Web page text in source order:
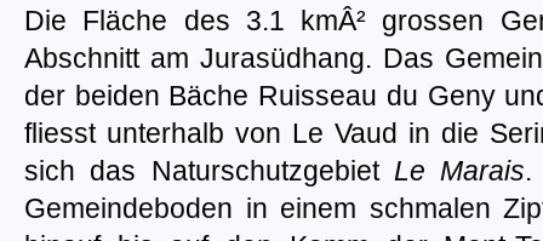
Die Fläche des 3.1 kmÂ² grossen
Abschnitt am Jurasüdhang. Das
der beiden Bäche Ruisseau du Geny
fliesst unterhalb von Le Vaud in die
sich das Naturschutzgebiet Le Marais.
Gemeindeboden in einem schmalen